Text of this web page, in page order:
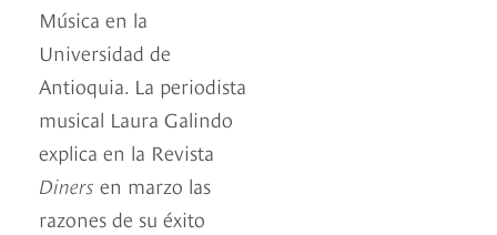
Música en la
Universidad de
Antioquia. La periodista
musical Laura Galindo
explica en la Revista
Diners en marzo las
razones de su éxito